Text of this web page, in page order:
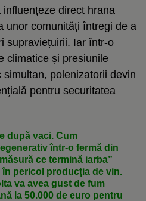
direct hrana
unor comunități întregi de a
supraviețuirii. Iar într-o
climatice și presiunile
polenizatorii devin
pentru securitatea
după vaci. Cum
într-o fermă din
ce termină iarba”
în pericol producția de vin.
va avea gust de fum
la 50.000 de euro pentru